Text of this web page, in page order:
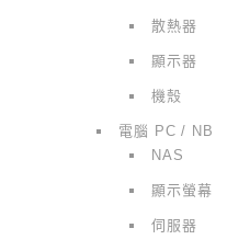
散熱器
顯示器
機殼
電腦 PC / NB
NAS
顯示螢幕
伺服器